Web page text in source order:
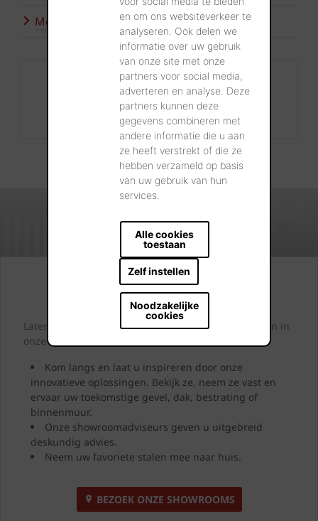
en om ons websiteverkeer te
analyseren. Ook delen we
informatie over uw gebruik
van onze site met onze
partners voor social media,
adverteren en analyse. Deze
partners kunnen deze
gegevens combineren met
andere informatie die u aan
ze heeft verstrekt of die ze
hebben verzameld op basis
van uw gebruik van hun
services.
Alle cookies
toestaan
Zelf instellen
Noodzakelijke
cookies
Meer inspiratie
Contact
+32 56 24 96 38
info@wienerberger.be
Kijk. Droom. Kies.
Laten we samen letterlijk uw dromen tastbaar maken in
onze showrooms.
Kom langs en laat u inspireren door onze
innovatieve oplossingen. Bekijk ze, neem ze vast en
ervaar uw toekomstige gevel, dak, bestrating of
binnenmuur.
Onze showroomadviseurs geven u uitgebreid
deskundig advies.
Neem uw favoriete stalen mee naar huis.
BEZOEK ONZE SHOWROOMS